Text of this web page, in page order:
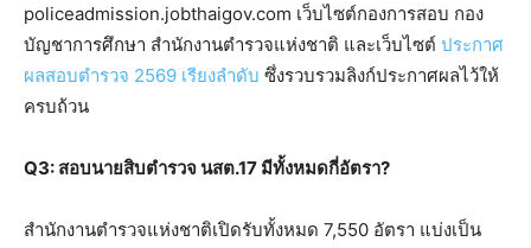
policeadmission.jobthaigov.com เว็บไซต์กองการสอบ กอง
บัญชาการศึกษา สำนักงานตำรวจแห่งชาติ และเว็บไซต์ ประกาศ
ผลสอบตำรวจ 2569 เรียงลำดับ ซึ่งรวบรวมลิงก์ประกาศผลไว้ให้
ครบถ้วน
Q3: สอบนายสิบตำรวจ นสต.17 มีทั้งหมดกี่อัตรา?
สำนักงานตำรวจแห่งชาติเปิดรับทั้งหมด 7,550 อัตรา แบ่งเป็น